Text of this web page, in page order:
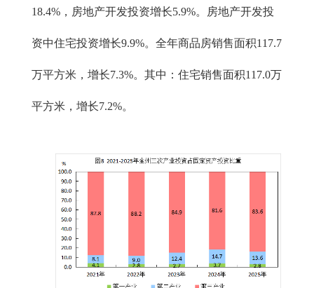
18.4%，房地产开发投资增长5.9%。房地产开发投
资中住宅投资增长9.9%。全年商品房销售面积117.7
万平方米，增长7.3%。其中：住宅销售面积117.0万
平方米，增长7.2%。